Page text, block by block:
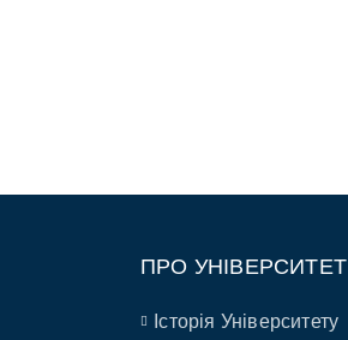
ПРО УНІВЕРСИТЕТ
Історія Університету